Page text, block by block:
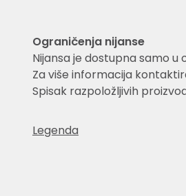
Ograničenja nijanse
Nijansa je dostupna samo
Za više informacija
Spisak razpoložljivih
Legenda